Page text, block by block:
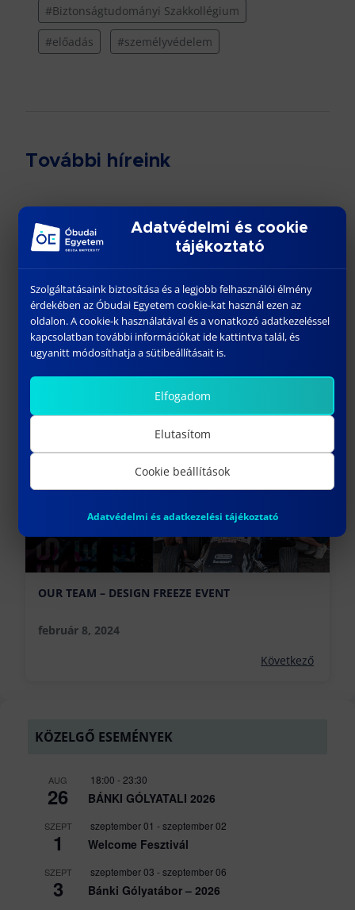
#Biztonságtudományi Szakkollégium
#előadás #személyvédelem
További híreink
JELENTKEZZ PLC RENDSZERÜZEMELTETŐ HALADÓ
OUR TEAM – DESIGN FREEZE EVENT
február 8, 2024
Következő
KÖZELGŐ ESEMÉNYEK
AUG
26
18:00 - 23:30
BÁNKI GÓLYATALI 2026
SZEPT
1
szeptember 01 -szeptember 02
Welcome Fesztivál
SZEPT
3
szeptember 03 -szeptember 06
Bánki Gólyatábor – 2026
Adatvédelmi és cookie
tájékoztató
Szolgáltatásaink biztosítása és a legjobb felhasználói élmény
érdekében az Óbudai Egyetem cookie-kat használ ezen az
oldalon. A cookie-k használatával és a vonatkozó adatkezeléssel
kapcsolatban további információkat ide kattintva talál, és
ugyanitt módosíthatja a sütibeállításait is.
Elfogadom
Elutasítom
Cookie beállítások
Adatvédelmi és adatkezelési tájékoztató